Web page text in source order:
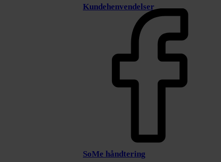
Kundehenvendelser
SoMe håndtering